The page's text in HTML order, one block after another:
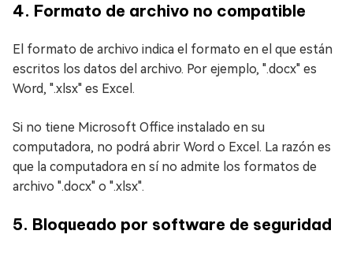
4. Formato de archivo no compatible
El formato de archivo indica el formato en el que están
escritos los datos del archivo. Por ejemplo, ".docx" es
Word, ".xlsx" es Excel.
Si no tiene Microsoft Office instalado en su
computadora, no podrá abrir Word o Excel. La razón es
que la computadora en sí no admite los formatos de
archivo ".docx" o ".xlsx".
5. Bloqueado por software de seguridad